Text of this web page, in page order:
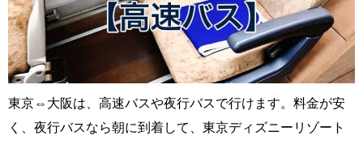
東京⇔大阪は、高速バスや夜行バスで行けます。料金が安
く、夜行バスなら朝に到着して、東京ディズニーリゾート